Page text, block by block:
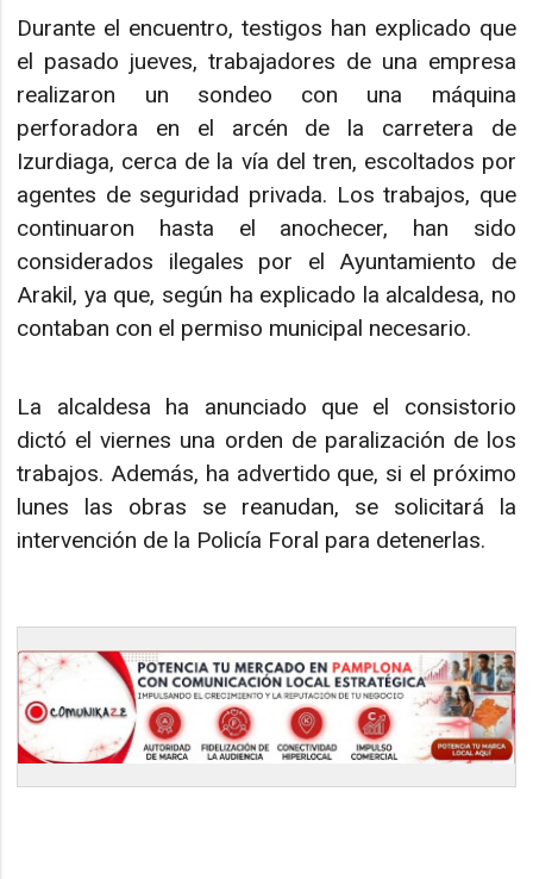
Durante el encuentro, testigos han explicado que
el pasado jueves, trabajadores de una empresa
realizaron un sondeo con una máquina
perforadora en el arcén de la carretera de
Izurdiaga, cerca de la vía del tren, escoltados por
agentes de seguridad privada. Los trabajos, que
continuaron hasta el anochecer, han sido
considerados ilegales por el Ayuntamiento de
Arakil, ya que, según ha explicado la alcaldesa, no
contaban con el permiso municipal necesario.
La alcaldesa ha anunciado que el consistorio
dictó el viernes una orden de paralización de los
trabajos. Además, ha advertido que, si el próximo
lunes las obras se reanudan, se solicitará la
intervención de la Policía Foral para detenerlas.